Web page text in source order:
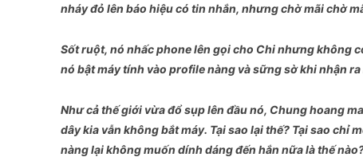
nháy đỏ lên báo hiệu có tin nhắn, nhưng chờ mãi chờ
Sốt ruột, nó nhấc phone lên gọi cho Chi nhưng không
nó bật máy tính vào profile nàng và sững sờ khi nhận
Như cả thế giới vừa đổ sụp lên đầu nó, Chung hoang
dây kia vẫn không bắt máy. Tại sao lại thế? Tại sao
nàng lại không muốn dính dáng đến hắn nữa là thế